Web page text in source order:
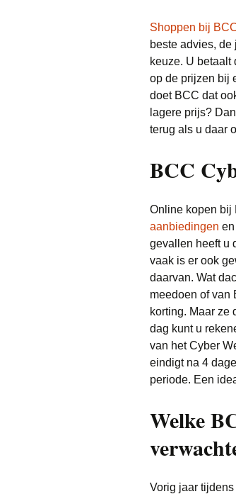
Shoppen bij
beste advies,
keuze. U
op de prijzen bij
doet BCC dat
lagere prijs?
terug als u daar
BCC
Online kopen bij
aanbiedingen
gevallen heeft u
vaak is er ook
daarvan. Wat
meedoen of van
korting. Maar ze
dag kunt u
van het Cyber
eindigt na 4
periode. Een
Welke
Vorig jaar